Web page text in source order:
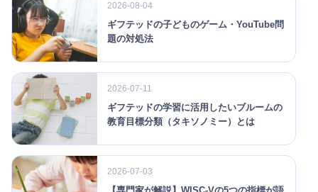
2026-08-04
ギフテッドの子どものゲーム・YouTube問
題の対処法
2026-07-11
ギフテッドの学習に活用したいブルームの
教育目標分類（タキソノミー）とは
2026-07-03